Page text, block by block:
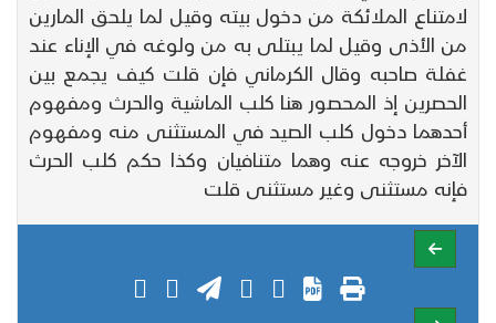
لامتناع الملائكة من دخول بيته وقيل لما يلحق المارين
من الأذى وقيل لما يبتلى به من ولوغه في الإناء عند
غفلة صاحبه وقال الكرماني فإن قلت كيف يجمع بين
الحصرين إذ المحصور هنا كلب الماشية والحرث ومفهوم
أحدهما دخول كلب الصيد في المستثنى منه ومفهوم
الآخر خروجه عنه وهما متنافيان وكذا حكم كلب الحرث
فإنه مستثنى وغير مستثنى قلت